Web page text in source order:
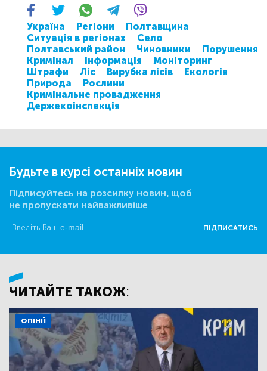
Україна Регіони
Полтавщина
Ситуація в регіонах
Село
Полтавський район
Чиновники
Порушення
Кримінал
Інформація
Моніторинг
Штрафи
Ліс Вирубка лісів
Екологія
Природа
Рослини
Кримінальне провадження
Держекоінспекція
Будьте в курсі останніх новин
Підписуйтесь на розсилку новин, щоб
не пропускати найважливіше
ПІДПИСАТИСЬ
ЧИТАЙТЕ ТАКОЖ:
ОПІНІЇ